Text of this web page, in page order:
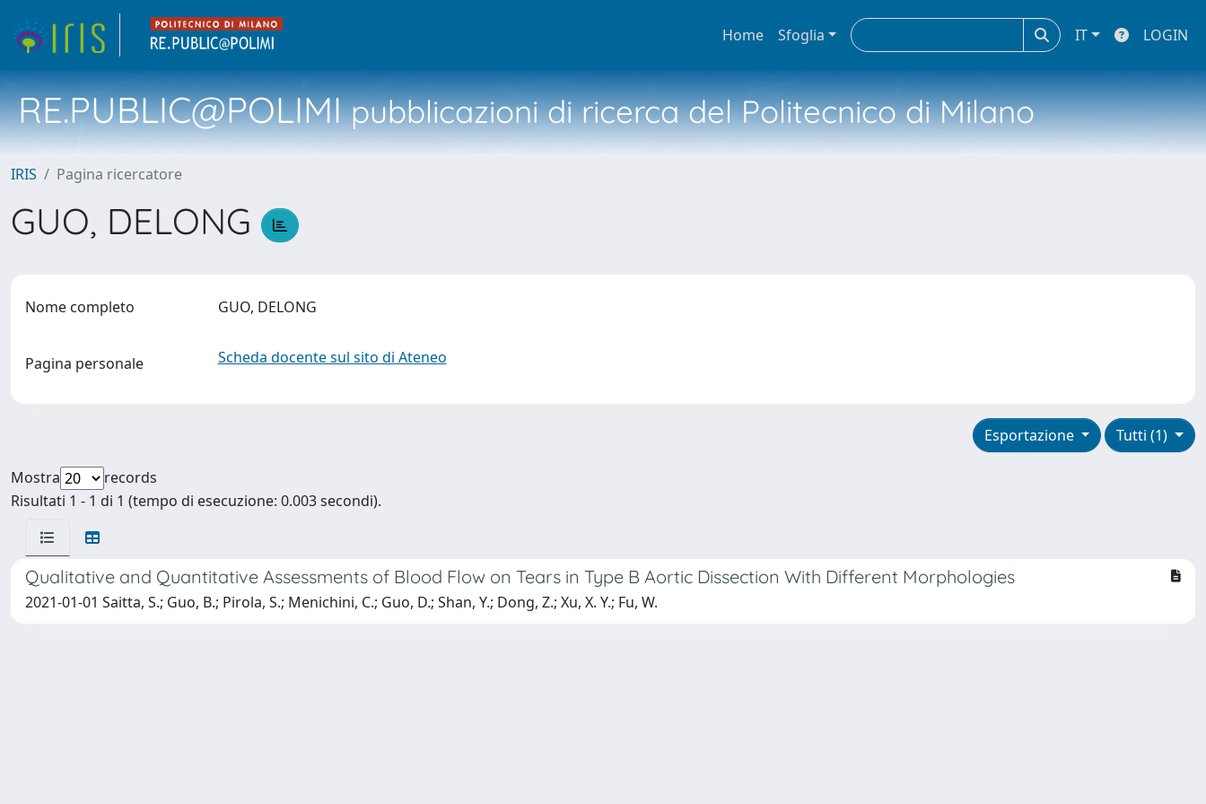
Home Sfoglia IT LOGIN
RE.PUBLIC@POLIMIpubblicazioni di ricerca del Politecnico di Milano
IRIS Pagina ricercatore
GUO, DELONG
Nome completo GUO, DELONG
Pagina personale Scheda docente sul sito di Ateneo
Tutti (1)
Esportazione
Mostra
records
Risultati 1 - 1 di 1 (tempo di esecuzione: 0.003 secondi).
Qualitative and Quantitative Assessments of Blood Flow on Tears in Type B Aortic Dissection With Different Morphologies
2021-01-01 Saitta, S.; Guo, B.; Pirola, S.; Menichini, C.; Guo, D.; Shan, Y.; Dong, Z.; Xu, X. Y.; Fu, W.